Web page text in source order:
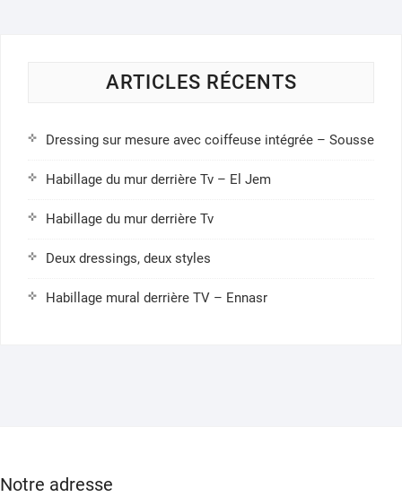
ARTICLES RÉCENTS
Dressing sur mesure avec coiffeuse intégrée – Sousse
Habillage du mur derrière Tv – El Jem
Habillage du mur derrière Tv
Deux dressings, deux styles
Habillage mural derrière TV – Ennasr
Notre adresse